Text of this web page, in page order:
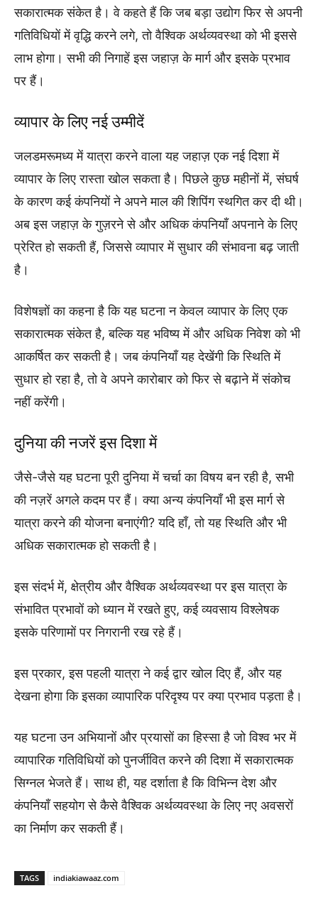
सकारात्मक संकेत है। वे कहते हैं कि जब बड़ा उद्योग फिर से अपनी
गतिविधियों में वृद्धि करने लगे, तो वैश्विक अर्थव्यवस्था को भी इससे
लाभ होगा। सभी की निगाहें इस जहाज़ के मार्ग और इसके प्रभाव
पर हैं।
व्यापार के लिए नई उम्मीदें
जलडमरूमध्य में यात्रा करने वाला यह जहाज़ एक नई दिशा में
व्यापार के लिए रास्ता खोल सकता है। पिछले कुछ महीनों में, संघर्ष
के कारण कई कंपनियों ने अपने माल की शिपिंग स्थगित कर दी थी।
अब इस जहाज़ के गुज़रने से और अधिक कंपनियाँ अपनाने के लिए
प्रेरित हो सकती हैं, जिससे व्यापार में सुधार की संभावना बढ़ जाती
है।
विशेषज्ञों का कहना है कि यह घटना न केवल व्यापार के लिए एक
सकारात्मक संकेत है, बल्कि यह भविष्य में और अधिक निवेश को भी
आकर्षित कर सकती है। जब कंपनियाँ यह देखेंगी कि स्थिति में
सुधार हो रहा है, तो वे अपने कारोबार को फिर से बढ़ाने में संकोच
नहीं करेंगी।
दुनिया की नजरें इस दिशा में
जैसे-जैसे यह घटना पूरी दुनिया में चर्चा का विषय बन रही है, सभी
की नज़रें अगले कदम पर हैं। क्या अन्य कंपनियाँ भी इस मार्ग से
यात्रा करने की योजना बनाएंगी? यदि हाँ, तो यह स्थिति और भी
अधिक सकारात्मक हो सकती है।
इस संदर्भ में, क्षेत्रीय और वैश्विक अर्थव्यवस्था पर इस यात्रा के
संभावित प्रभावों को ध्यान में रखते हुए, कई व्यवसाय विश्लेषक
इसके परिणामों पर निगरानी रख रहे हैं।
इस प्रकार, इस पहली यात्रा ने कई द्वार खोल दिए हैं, और यह
देखना होगा कि इसका व्यापारिक परिदृश्य पर क्या प्रभाव पड़ता है।
यह घटना उन अभियानों और प्रयासों का हिस्सा है जो विश्व भर में
व्यापारिक गतिविधियों को पुनर्जीवित करने की दिशा में सकारात्मक
सिग्नल भेजते हैं। साथ ही, यह दर्शाता है कि विभिन्न देश और
कंपनियाँ सहयोग से कैसे वैश्विक अर्थव्यवस्था के लिए नए अवसरों
का निर्माण कर सकती हैं।
TAGS indiakiawaaz.com